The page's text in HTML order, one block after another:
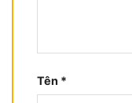
Tên *